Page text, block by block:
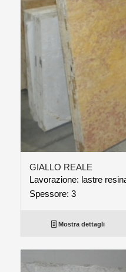
GIALLO REALE
Lavorazione: lastre
Spessore: 3
Mostra dettagli